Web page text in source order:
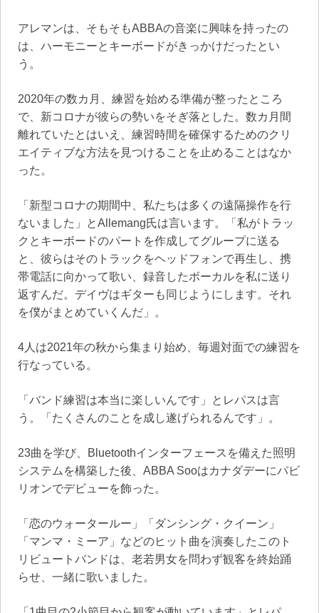
アレマンは、そもそもABBAの音楽に興味を持ったの
は、ハーモニーとキーボードがきっかけだったとい
う。
2020年の数カ月、練習を始める準備が整ったところ
で、新コロナが彼らの勢いをそぎ落とした。数カ月間
離れていたとはいえ、練習時間を確保するためのクリ
エイティブな方法を見つけることを止めることはなか
った。
「新型コロナの期間中、私たちは多くの遠隔操作を行
ないました」とAllemang氏は言います。「私がトラッ
クとキーボードのパートを作成してグループに送る
と、彼らはそのトラックをヘッドフォンで再生し、携
帯電話に向かって歌い、録音したボーカルを私に送り
返すんだ。デイヴはギターも同じようにします。それ
を僕がまとめていくんだ」。
4人は2021年の秋から集まり始め、毎週対面での練習を
行なっている。
「バンド練習は本当に楽しいんです」とレパスは言
う。「たくさんのことを成し遂げられるんです」。
23曲を学び、Bluetoothインターフェースを備えた照明
システムを構築した後、ABBA Sooはカナダデーにパビ
リオンでデビューを飾った。
「恋のウォータールー」「ダンシング・クイーン」
「マンマ・ミーア」などのヒット曲を演奏したこのト
リビュートバンドは、老若男女を問わず観客を終始踊
らせ、一緒に歌いました。